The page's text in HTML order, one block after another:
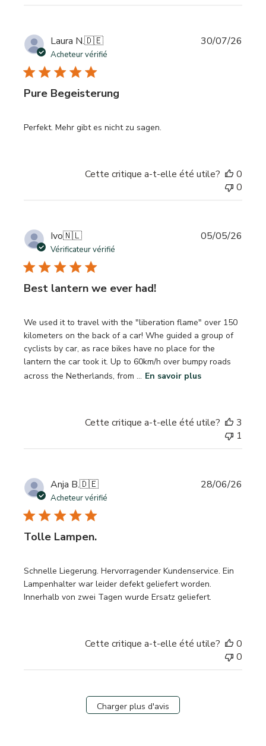
Laura N.🇩🇪
Acheteur vérifié
Pure Begeisterung
Perfekt. Mehr gibt es nicht zu sagen.
30/07/26
Cette critique a-t-elle été utile?
0
0
Ivo🇳🇱
Vérificateur vérifié
Best lantern we ever had!
We used it to travel with the "liberation flame" over 150
kilometers on the back of a car! Whe guided a group of
cyclists by car, as race bikes have no place for the
lantern the car took it. Up to 60km/h over bumpy roads
across the Netherlands, from ... En savoir plus
05/05/26
Cette critique a-t-elle été utile?
3
1
Anja B.🇩🇪
Acheteur vérifié
Tolle Lampen.
Schnelle Liegerung. Hervorragender Kundenservice. Ein
Lampenhalter war leider defekt geliefert worden.
Innerhalb von zwei Tagen wurde Ersatz geliefert.
28/06/26
Cette critique a-t-elle été utile?
0
0
Charger plus d'avis